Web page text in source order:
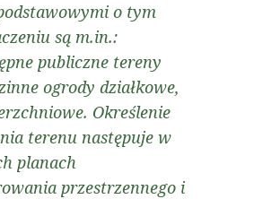
o tym
są m.in.:
publiczne tereny
ogrody działkowe,
Określenie
terenu następuje w
planach
przestrzennego i